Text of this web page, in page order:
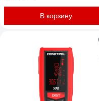
В корзину